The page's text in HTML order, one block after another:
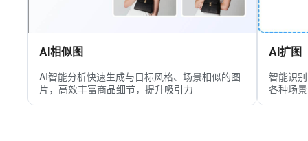
AI相似图
AI智能分析快速生成与目标风格、场景相似的图
片，高效丰富商品细节，提升吸引力
AI扩图
智能识
各种场